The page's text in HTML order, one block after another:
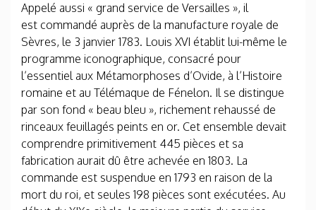
Appelé aussi « grand service de Versailles », il
est commandé auprès de la manufacture royale de
Sèvres, le 3 janvier 1783. Louis XVI établit lui-même le
programme iconographique, consacré pour
l’essentiel aux Métamorphoses d’Ovide, à l’Histoire
romaine et au Télémaque de Fénelon. Il se distingue
par son fond « beau bleu », richement rehaussé de
rinceaux feuillagés peints en or. Cet ensemble devait
comprendre primitivement 445 pièces et sa
fabrication aurait dû être achevée en 1803. La
commande est suspendue en 1793 en raison de la
mort du roi, et seules 198 pièces sont exécutées. Au